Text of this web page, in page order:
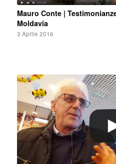
Mauro Conte |
Moldavia
3 Aprile 2016